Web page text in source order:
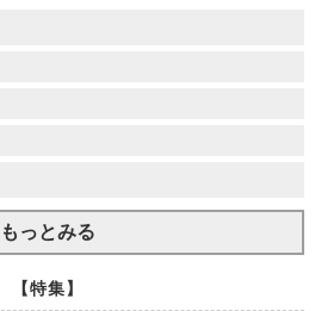
もっとみる
【特集】